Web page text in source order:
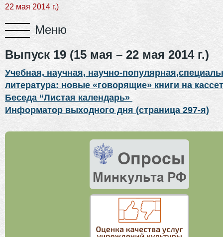
22 мая 2014 г.)
Выпуск 19 (15 мая – 22 мая 2014 г.)
Учебная, научная, научно-
литература: новые «говорящие» книги на
Беседа “Листая календарь»
Информатор выходного дня (страница 297-я)